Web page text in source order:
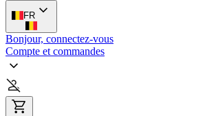
FR
Bonjour, connectez-vous
Compte et commandes